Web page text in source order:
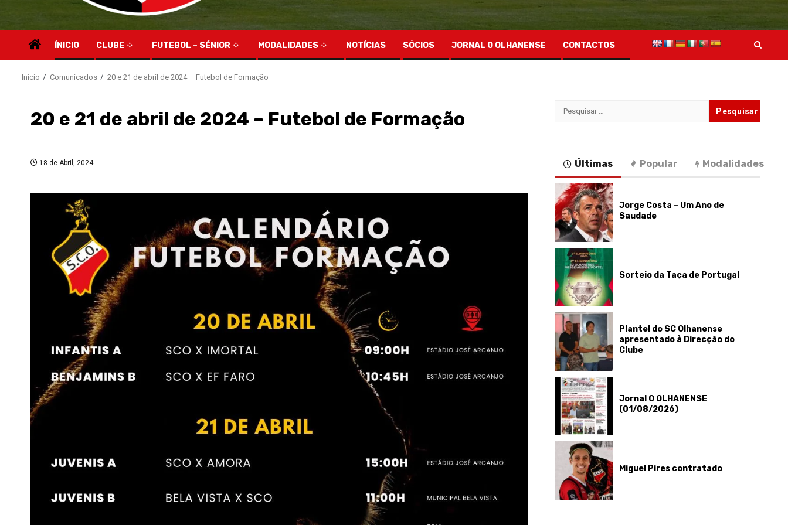
ÍNICIO CLUBE FUTEBOL – SÉNIOR MODALIDADES NOTÍCIAS SÓCIOS JORNAL O OLHANENSE CONTACTOS
Início Comunicados 20 e 21 de abril de 2024 – Futebol de Formação
20 e 21 de abril de 2024 – Futebol de Formação
18 de Abril, 2024
Pesquisar
Últimas Popular Modalidades
Jorge Costa – Um Ano de
Saudade
Sorteio da Taça de Portugal
Plantel do SC Olhanense
apresentado à Direcção do
Clube
Jornal O OLHANENSE
(01/08/2026)
Miguel Pires contratado